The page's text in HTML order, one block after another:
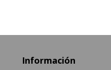
Información